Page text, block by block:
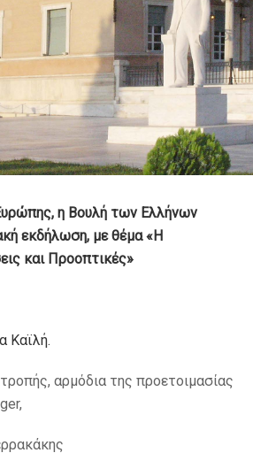
η Βουλή των Ελλήνων
εκδήλωση, με θέμα «Η
και Προοπτικές»
Καϊλή.
αρμόδια της προετοιμασίας